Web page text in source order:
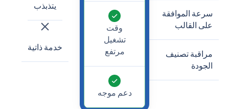
سرعة الموافقة
على القالب
مراقبة تصنيف
الجودة
وقت
تشغيل
مرتفع
دعم موجه
يتذبذب
خدمة ذاتية